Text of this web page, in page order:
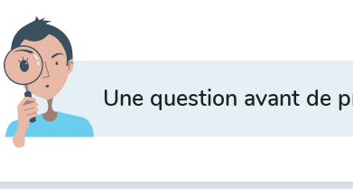
Une question avant de